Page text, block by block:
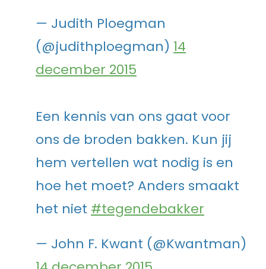
— Judith Ploegman
(@judithploegman) 14
december 2015
Een kennis van ons gaat voor
ons de broden bakken. Kun jij
hem vertellen wat nodig is en
hoe het moet? Anders smaakt
het niet #tegendebakker
— John F. Kwant (@Kwantman)